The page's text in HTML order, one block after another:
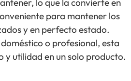
para mantener los
y en perfecto estado.
o profesional, esta
y utilidad en un solo producto.